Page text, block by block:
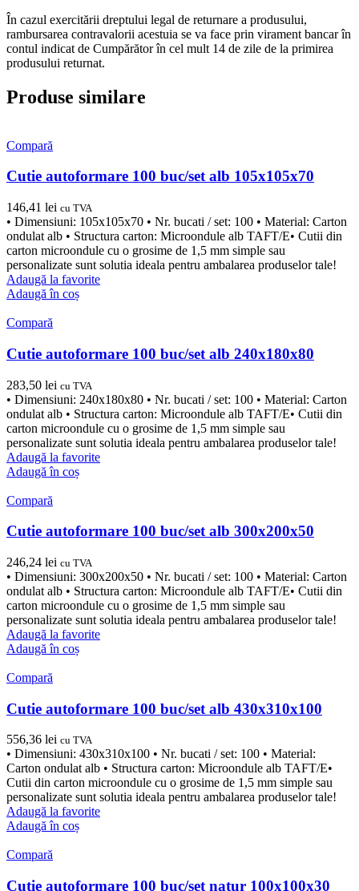
În cazul exercitării dreptului legal de returnare a produsului,
rambursarea contravalorii acestuia se va face prin virament bancar în
contul indicat de Cumpărător în cel mult 14 de zile de la primirea
produsului returnat.
Produse similare
Compară
Cutie autoformare 100 buc/set alb 105x105x70
146,41 lei cu TVA
• Dimensiuni: 105x105x70 • Nr. bucati / set: 100 • Material: Carton
ondulat alb • Structura carton: Microondule alb TAFT/E• Cutii din
carton microondule cu o grosime de 1,5 mm simple sau
personalizate sunt solutia ideala pentru ambalarea produselor tale!
Adaugă la favorite
Adaugă în coș
Compară
Cutie autoformare 100 buc/set alb 240x180x80
283,50 lei cu TVA
• Dimensiuni: 240x180x80 • Nr. bucati / set: 100 • Material: Carton
ondulat alb • Structura carton: Microondule alb TAFT/E• Cutii din
carton microondule cu o grosime de 1,5 mm simple sau
personalizate sunt solutia ideala pentru ambalarea produselor tale!
Adaugă la favorite
Adaugă în coș
Compară
Cutie autoformare 100 buc/set alb 300x200x50
246,24 lei cu TVA
• Dimensiuni: 300x200x50 • Nr. bucati / set: 100 • Material: Carton
ondulat alb • Structura carton: Microondule alb TAFT/E• Cutii din
carton microondule cu o grosime de 1,5 mm simple sau
personalizate sunt solutia ideala pentru ambalarea produselor tale!
Adaugă la favorite
Adaugă în coș
Compară
Cutie autoformare 100 buc/set alb 430x310x100
556,36 lei cu TVA
• Dimensiuni: 430x310x100 • Nr. bucati / set: 100 • Material:
Carton ondulat alb • Structura carton: Microondule alb TAFT/E•
Cutii din carton microondule cu o grosime de 1,5 mm simple sau
personalizate sunt solutia ideala pentru ambalarea produselor tale!
Adaugă la favorite
Adaugă în coș
Compară
Cutie autoformare 100 buc/set natur 100x100x30